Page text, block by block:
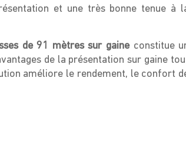
et une très bonne tenue à
de 91 mètres sur gaineconstitue
de la présentation sur gaine
améliore le rendement, le confort